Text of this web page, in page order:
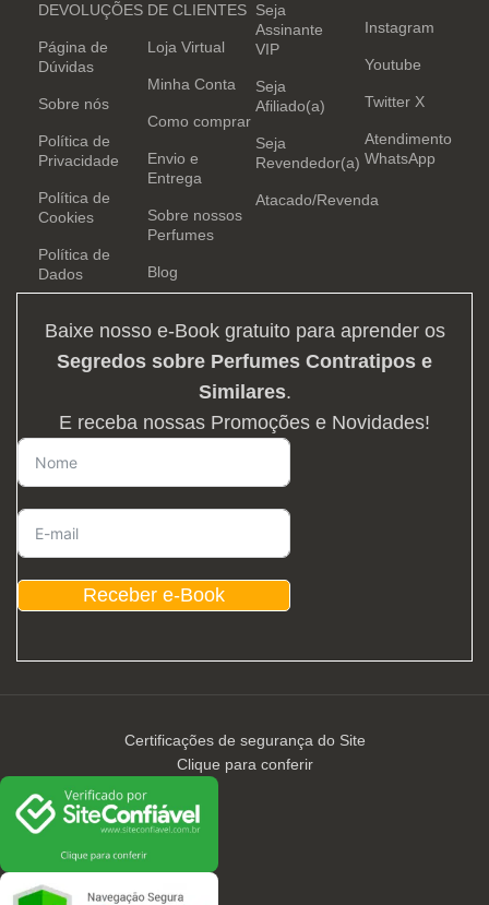
DEVOLUÇÕES
Página de
Dúvidas
Sobre nós
Política de
Privacidade
Política de
Cookies
Política de
Dados
DE CLIENTES
Loja Virtual
Minha Conta
Como comprar
Envio e
Entrega
Sobre nossos
Perfumes
Blog
Seja
Assinante
VIP
Seja
Afiliado(a)
Seja
Revendedor(a)
Atacado/Revenda
Instagram
Youtube
Twitter X
Atendimento
WhatsApp
Baixe nosso e-Book gratuito para aprender os
Segredos sobre Perfumes Contratipos e
Similares.
E receba nossas Promoções e Novidades!
Receber e-Book
Certificações de segurança do Site
Clique para conferir